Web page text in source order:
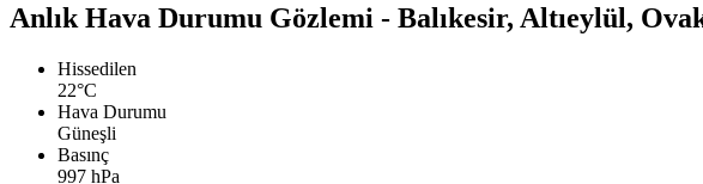
Anlık Hava Durumu Gözlemi - Balıkesir, Altıeylül,
Hissedilen
22°C
Hava Durumu
Güneşli
Basınç
997 hPa